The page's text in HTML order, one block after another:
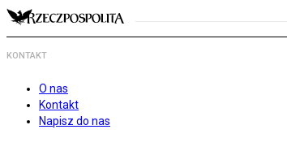
KONTAKT
O nas
Kontakt
Napisz do nas